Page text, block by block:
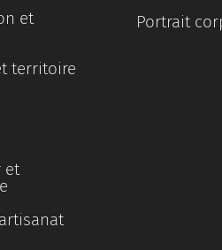
et
territoire
et
Portrait